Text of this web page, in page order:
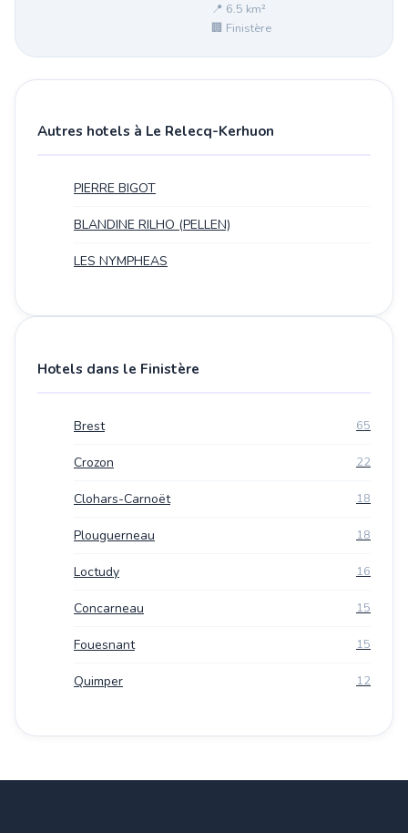
📍 6.5 km²
🏢 Finistère
Autres hotels à Le Relecq-Kerhuon
PIERRE BIGOT
BLANDINE RILHO (PELLEN)
LES NYMPHEAS
Hotels dans le Finistère
Brest 65
Crozon 22
Clohars-Carnoët 18
Plouguerneau 18
Loctudy 16
Concarneau 15
Fouesnant 15
Quimper 12